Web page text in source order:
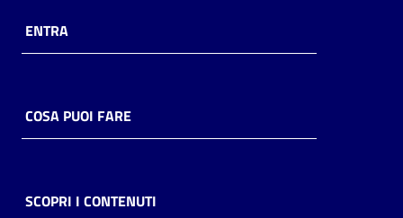
online
Piani
ENTRA
COSA PUOI FARE
SCOPRI I CONTENUTI